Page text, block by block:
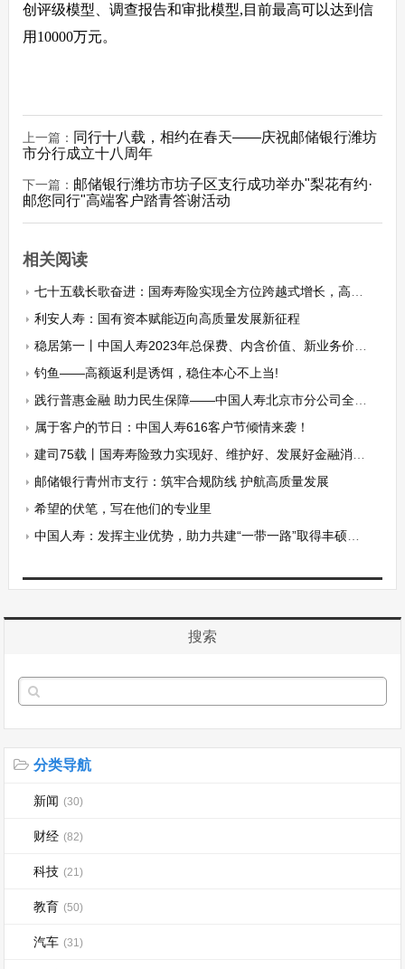
创评级模型、调查报告和审批模型,目前最高可以达到信
用10000万元。
上一篇： 同行十八载，相约在春天——庆祝邮储银行潍坊
市分行成立十八周年
下一篇： 邮储银行潍坊市坊子区支行成功举办"梨花有约·
邮您同行"高端客户踏青答谢活动
相关阅读
七十五载长歌奋进：国寿寿险实现全方位跨越式增长，高质量发展未来可期
利安人寿：国有资本赋能迈向高质量发展新征程
稳居第一丨中国人寿2023年总保费、内含价值、新业务价值持续引领行业
钓鱼——高额返利是诱饵，稳住本心不上当!
践行普惠金融 助力民生保障——中国人寿北京市分公司全力做好普惠金融大文章
属于客户的节日：中国人寿616客户节倾情来袭！
建司75载丨国寿寿险致力实现好、维护好、发展好金融消费者的合法权益
邮储银行青州市支行：筑牢合规防线 护航高质量发展
希望的伏笔，写在他们的专业里
中国人寿：发挥主业优势，助力共建“一带一路”取得丰硕成果
搜索
分类导航
新闻 (30)
财经 (82)
科技 (21)
教育 (50)
汽车 (31)